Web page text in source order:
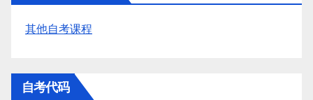
其他自考课程
自考代码